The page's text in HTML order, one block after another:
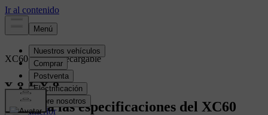
XC60 Híbrido recargable
Resumen
Interior
Explora las especificaciones del XC60